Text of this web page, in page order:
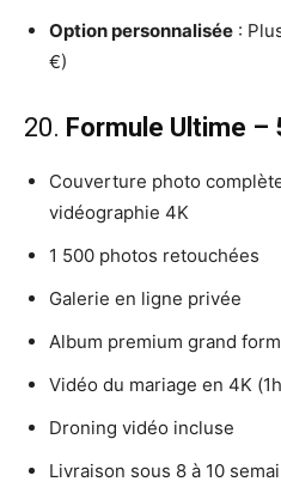
Option personnalisée :
€)
20. Formule Ultime –
Couverture photo
vidéographie 4K
1 500 photos retouchées
Galerie en ligne privée
Album premium grand
Vidéo du mariage en 4K
Droning vidéo incluse
Livraison sous 8 à 10